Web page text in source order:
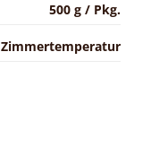
500 g / Pkg.
Zimmertemperatur